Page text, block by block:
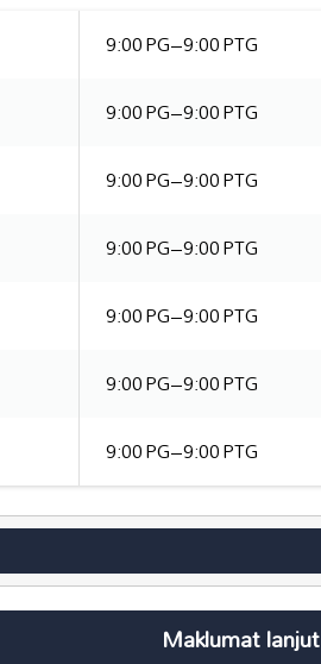
9:00 PG–9:00 PTG
9:00 PG–9:00 PTG
9:00 PG–9:00 PTG
9:00 PG–9:00 PTG
9:00 PG–9:00 PTG
9:00 PG–9:00 PTG
9:00 PG–9:00 PTG
Maklumat lanjut